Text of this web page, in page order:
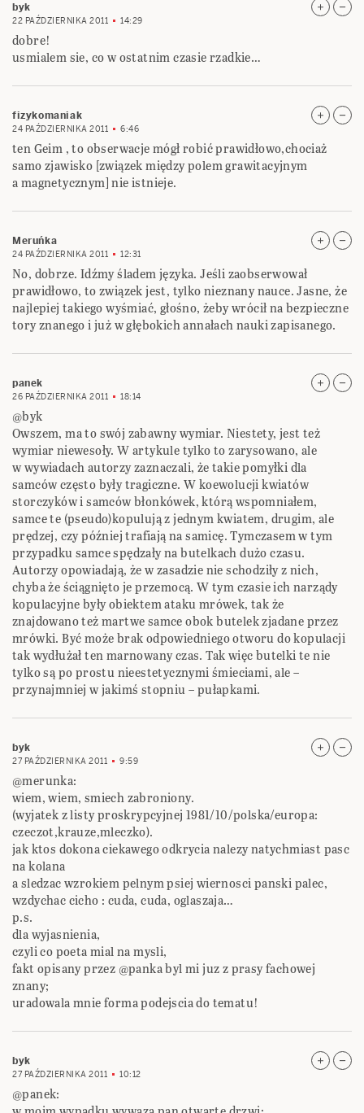
byk
22 PAŹDZIERNIKA 2011 14:29
dobre!
usmialem sie, co w ostatnim czasie rzadkie…
fizykomaniak
24 PAŹDZIERNIKA 2011 6:46
ten Geim , to obserwacje mógł robić prawidłowo,chociaż
samo zjawisko [związek między polem grawitacyjnym
a magnetycznym] nie istnieje.
Meruńka
24 PAŹDZIERNIKA 2011 12:31
No, dobrze. Idźmy śladem języka. Jeśli zaobserwował
prawidłowo, to związek jest, tylko nieznany nauce. Jasne, że
najlepiej takiego wyśmiać, głośno, żeby wrócił na bezpieczne
tory znanego i już w głębokich annałach nauki zapisanego.
panek
26 PAŹDZIERNIKA 2011 18:14
@byk
Owszem, ma to swój zabawny wymiar. Niestety, jest też
wymiar niewesoły. W artykule tylko to zarysowano, ale
w wywiadach autorzy zaznaczali, że takie pomyłki dla
samców często były tragiczne. W koewolucji kwiatów
storczyków i samców błonkówek, którą wspomniałem,
samce te (pseudo)kopulują z jednym kwiatem, drugim, ale
prędzej, czy później trafiają na samicę. Tymczasem w tym
przypadku samce spędzały na butelkach dużo czasu.
Autorzy opowiadają, że w zasadzie nie schodziły z nich,
chyba że ściągnięto je przemocą. W tym czasie ich narządy
kopulacyjne były obiektem ataku mrówek, tak że
znajdowano też martwe samce obok butelek zjadane przez
mrówki. Być może brak odpowiedniego otworu do kopulacji
tak wydłużał ten marnowany czas. Tak więc butelki te nie
tylko są po prostu nieestetycznymi śmieciami, ale –
przynajmniej w jakimś stopniu – pułapkami.
byk
27 PAŹDZIERNIKA 2011 9:59
@merunka:
wiem, wiem, smiech zabroniony.
(wyjatek z listy proskrypcyjnej 1981/10/polska/europa:
czeczot,krauze,mleczko).
jak ktos dokona ciekawego odkrycia nalezy natychmiast pasc
na kolana
a sledzac wzrokiem pelnym psiej wiernosci panski palec,
wzdychac cicho : cuda, cuda, oglaszaja…
p.s.
dla wyjasnienia,
czyli co poeta mial na mysli,
fakt opisany przez @panka byl mi juz z prasy fachowej
znany;
uradowala mnie forma podejscia do tematu!
byk
27 PAŹDZIERNIKA 2011 10:12
@panek: